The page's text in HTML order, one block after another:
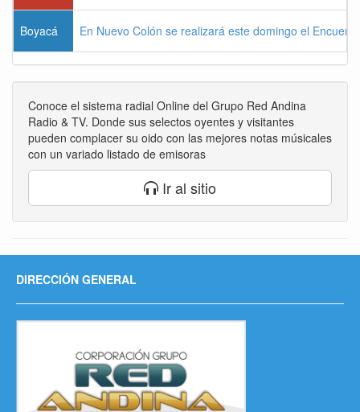
Boyacá En Nuevo Colón se realizará este domingo el
Conoce el sistema radial Online del Grupo Red Andina
Radio & TV. Donde sus selectos oyentes y visitantes
pueden complacer su oido con las mejores notas músicales
con un variado listado de emisoras
Ir al sitio
DIRECCIÓN GENERAL